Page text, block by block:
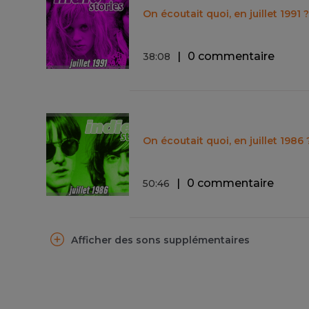
On écoutait quoi, en juillet 1991 ?
38:08 0 commentaire
On écoutait quoi, en juillet 1986
50:46 0 commentaire
Afficher des sons supplémentaires